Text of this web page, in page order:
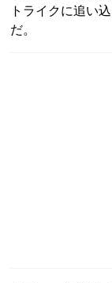
トライクに追い
だ。